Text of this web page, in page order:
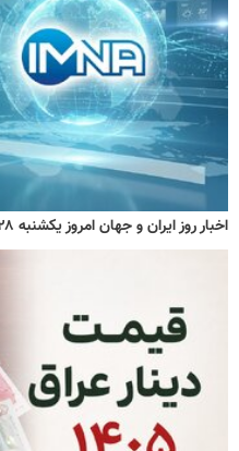
اخبار روز ایران و جهان امروز یکشنبه ۲۸ تیر ۱۴۰۵ / خبر فوری زلزله و جنگ